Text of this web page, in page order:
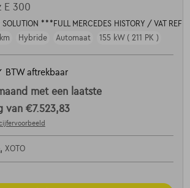
E 300
SOLUTION ***FULL MERCEDES HISTORY / VAT
Hybride Automaat 155 kW ( 211 PK )
BTW aftrekbaar
met een laatste
van €7.523,83
XOTO